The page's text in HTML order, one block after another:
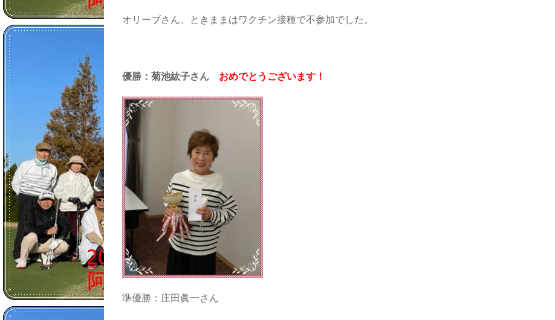
オリーブさん、ときままはワクチン接種で不参加でした。
優勝：菊池紘子さん おめでとうございます！
準優勝：庄田眞一さん